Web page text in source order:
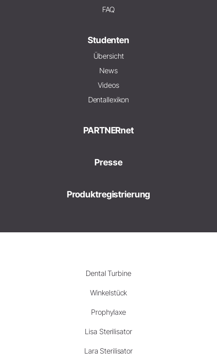
FAQ
Studenten
Übersicht
News
Videos
Dentallexikon
PARTNERnet
Presse
Produktregistrierung
Dental Turbine
Winkelstück
Prophylaxe
Lisa Sterilisator
Lara Sterilisator